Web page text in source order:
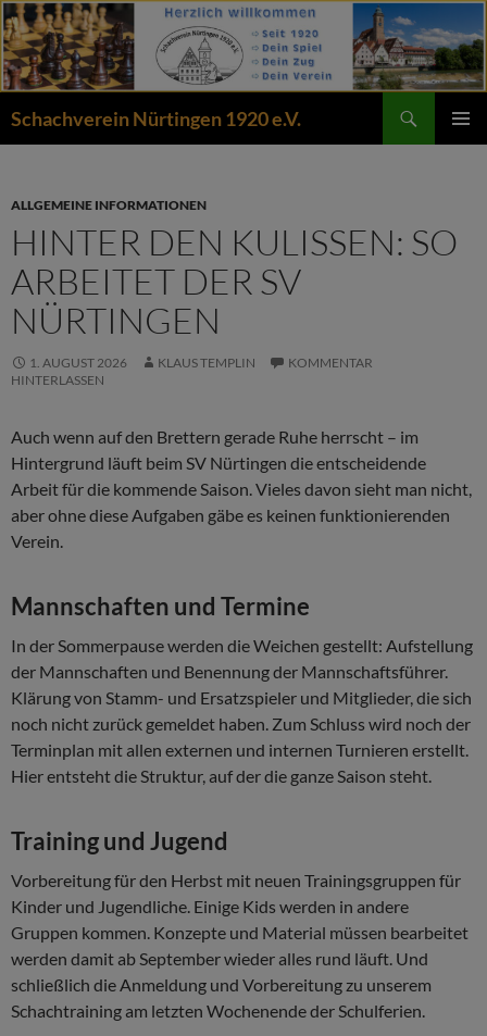
Zum
Inhalt
springen
Schachverein Nürtingen 1920 e.V.
ALLGEMEINE INFORMATIONEN
HINTER DEN KULISSEN: SO
ARBEITET DER SV
NÜRTINGEN
1. AUGUST 2026 KLAUS TEMPLIN
KOMMENTAR
HINTERLASSEN
Auch wenn auf den Brettern gerade Ruhe herrscht – im
Hintergrund läuft beim SV Nürtingen die entscheidende
Arbeit für die kommende Saison. Vieles davon sieht man nicht,
aber ohne diese Aufgaben gäbe es keinen funktionierenden
Verein.
Mannschaften und Termine
In der Sommerpause werden die Weichen gestellt: Aufstellung
der Mannschaften und Benennung der Mannschaftsführer.
Klärung von Stamm- und Ersatzspieler und Mitglieder, die sich
noch nicht zurück gemeldet haben. Zum Schluss wird noch der
Terminplan mit allen externen und internen Turnieren erstellt.
Hier entsteht die Struktur, auf der die ganze Saison steht.
Training und Jugend
Vorbereitung für den Herbst mit neuen Trainingsgruppen für
Kinder und Jugendliche. Einige Kids werden in andere
Gruppen kommen. Konzepte und Material müssen bearbeitet
werden damit ab September wieder alles rund läuft. Und
schließlich die Anmeldung und Vorbereitung zu unserem
Schachtraining am letzten Wochenende der Schulferien.